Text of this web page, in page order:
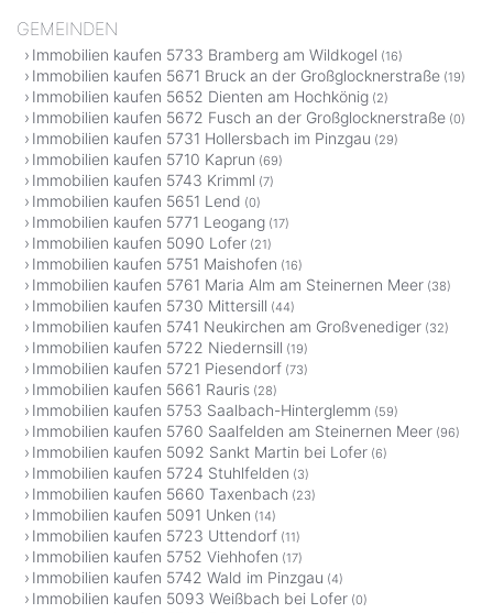
GEMEINDEN
Immobilien kaufen 5733 Bramberg am Wildkogel (16)
Immobilien kaufen 5671 Bruck an der Großglocknerstraße (19)
Immobilien kaufen 5652 Dienten am Hochkönig (2)
Immobilien kaufen 5672 Fusch an der Großglocknerstraße (0)
Immobilien kaufen 5731 Hollersbach im Pinzgau (29)
Immobilien kaufen 5710 Kaprun (69)
Immobilien kaufen 5743 Krimml (7)
Immobilien kaufen 5651 Lend (0)
Immobilien kaufen 5771 Leogang (17)
Immobilien kaufen 5090 Lofer (21)
Immobilien kaufen 5751 Maishofen (16)
Immobilien kaufen 5761 Maria Alm am Steinernen Meer (38)
Immobilien kaufen 5730 Mittersill (44)
Immobilien kaufen 5741 Neukirchen am Großvenediger (32)
Immobilien kaufen 5722 Niedernsill (19)
Immobilien kaufen 5721 Piesendorf (73)
Immobilien kaufen 5661 Rauris (28)
Immobilien kaufen 5753 Saalbach-Hinterglemm (59)
Immobilien kaufen 5760 Saalfelden am Steinernen Meer (96)
Immobilien kaufen 5092 Sankt Martin bei Lofer (6)
Immobilien kaufen 5724 Stuhlfelden (3)
Immobilien kaufen 5660 Taxenbach (23)
Immobilien kaufen 5091 Unken (14)
Immobilien kaufen 5723 Uttendorf (11)
Immobilien kaufen 5752 Viehhofen (17)
Immobilien kaufen 5742 Wald im Pinzgau (4)
Immobilien kaufen 5093 Weißbach bei Lofer (0)